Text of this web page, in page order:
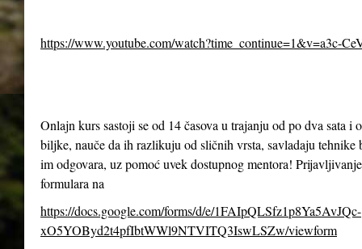
https://www.youtube.com/watch?time_continue=1&v=a3c-
Onlajn kurs sastoji se od 14 časova u trajanju od po dva sata
biljke, nauče da ih razlikuju od sličnih vrsta, savladaju
im odgovara, uz pomoć uvek dostupnog mentora!
formulara na
https://docs.google.com/forms/d/e/1FAIpQLSfz1p8Ya5AvJQc-
xO5YOByd2t4pfIbtWWl9NTVITQ3IswLSZw/viewform